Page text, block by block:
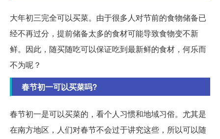
大年初三完全可以买菜。由于很多人对节前的食物储备已
经不再过分，提前储备太多的食材可能导致食物变不新
鲜。因此，随买随吃可以保证吃到最新鲜的食材，何乐而
不为呢？
春节初一可以买菜吗?
春节初一是可以买菜的，看个人习惯和地域习俗。尤其是
在南方地区，人们对春节不会过于讲究这些，所以可以随